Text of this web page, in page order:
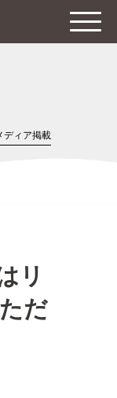
ディア掲載
リ
だ